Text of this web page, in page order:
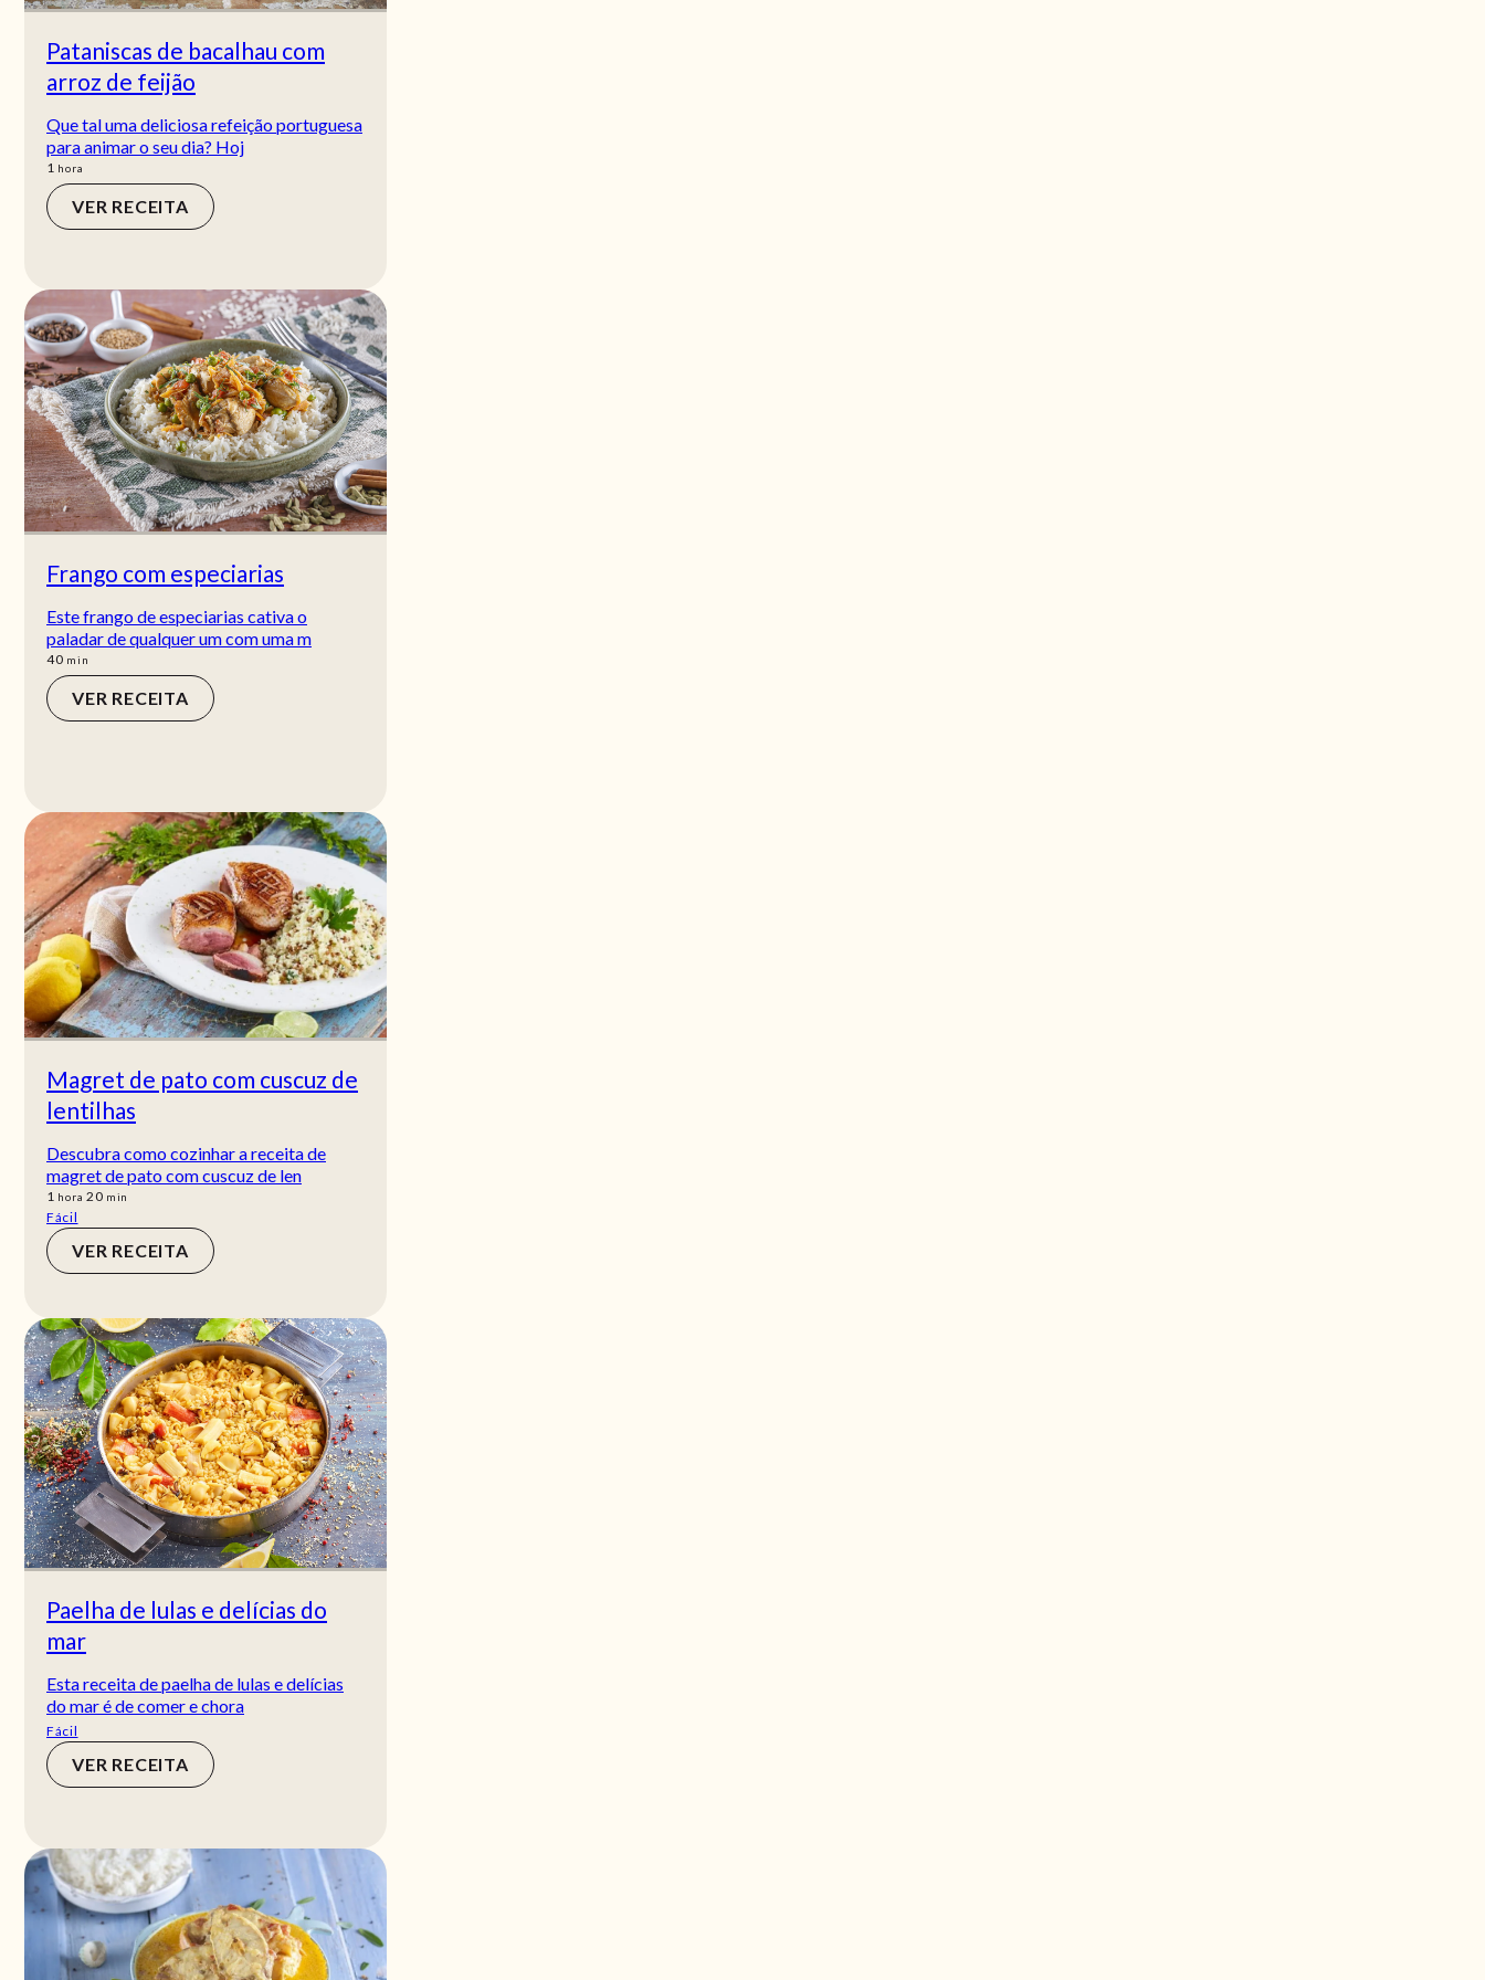
Pataniscas de bacalhau com
arroz de feijão
Que tal uma deliciosa refeição portuguesa
para animar o seu dia? Hoj
1 hora
hora
VER RECEITA
Frango com especiarias
Este frango de especiarias cativa o
paladar de qualquer um com uma m
40min
min
VER RECEITA
Magret de pato com cuscuz de
lentilhas
Descubra como cozinhar a receita de
magret de pato com cuscuz de len
1 hora
hora 20min
min
Fácil
VER RECEITA
Paelha de lulas e delícias do
mar
Esta receita de paelha de lulas e delícias
do mar é de comer e chora
Fácil
VER RECEITA